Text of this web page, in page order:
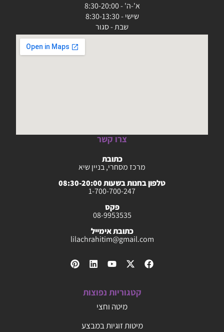
א'-ה' - 8:30-20:00
שישי - 8:30-13:30
שבת - סגור
צרו קשר
כתובת
מרכז מסחרי, בניין שיא
טלפון בחנות בשעות 08:30-20:00
1-700-700-247
פקס
08-9953535
כתובת אימייל
lilachrahitim@gmail.com
קטגוריות נפוצות
מיטה וחצי
מיטות זוגיות במבצע